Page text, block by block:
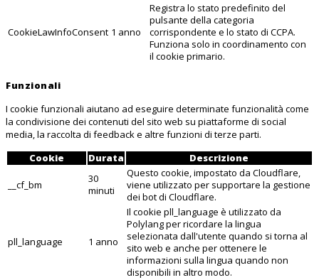
CookieLawInfoConsent 1 anno
Registra lo stato predefinito del
pulsante della categoria
corrispondente e lo stato di CCPA.
Funziona solo in coordinamento con
il cookie primario.
Funzionali
I cookie funzionali aiutano ad eseguire determinate funzionalità come
la condivisione dei contenuti del sito web su piattaforme di social
media, la raccolta di feedback e altre funzioni di terze parti.
Cookie
Durata Descrizione
__cf_bm
30
minuti
Questo cookie, impostato da Cloudflare,
viene utilizzato per supportare la gestione
dei bot di Cloudflare.
pll_language 1 anno
Il cookie pll_language è utilizzato da
Polylang per ricordare la lingua
selezionata dall'utente quando si torna al
sito web e anche per ottenere le
informazioni sulla lingua quando non
disponibili in altro modo.